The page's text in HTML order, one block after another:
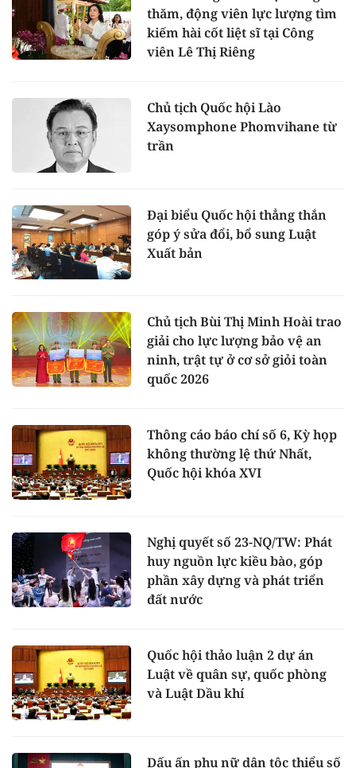
thăm, động viên lực lượng tìm
kiếm hài cốt liệt sĩ tại Công
viên Lê Thị Riêng
Chủ tịch Quốc hội Lào
Xaysomphone Phomvihane từ
trần
Đại biểu Quốc hội thẳng thắn
góp ý sửa đổi, bổ sung Luật
Xuất bản
Chủ tịch Bùi Thị Minh Hoài trao
giải cho lực lượng bảo vệ an
ninh, trật tự ở cơ sở giỏi toàn
quốc 2026
Thông cáo báo chí số 6, Kỳ họp
không thường lệ thứ Nhất,
Quốc hội khóa XVI
Nghị quyết số 23-NQ/TW: Phát
huy nguồn lực kiều bào, góp
phần xây dựng và phát triển
đất nước
Quốc hội thảo luận 2 dự án
Luật về quân sự, quốc phòng
và Luật Dầu khí
Dấu ấn phụ nữ dân tộc thiểu số